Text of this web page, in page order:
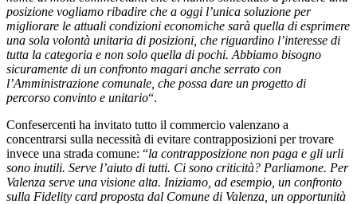
posizione vogliamo ribadire che a oggi l’unica soluzione per
migliorare le attuali condizioni economiche sarà quella di esprimere
una sola volontà unitaria di posizioni, che riguardino l’interesse di
tutta la categoria e non solo quella di pochi. Abbiamo bisogno
sicuramente di un confronto magari anche serrato con
l’Amministrazione comunale, che possa dare un progetto di
percorso convinto e unitario“.
Confesercenti ha invitato tutto il commercio valenzano a
concentrarsi sulla necessità di evitare contrapposizioni per trovare
invece una strada comune: “la contrapposizione non paga e gli urli
sono inutili. Serve l’aiuto di tutti. Ci sono criticità? Parliamone. Per
Valenza serve una visione alta. Iniziamo, ad esempio, un confronto
sulla Fidelity card proposta dal Comune di Valenza, un opportunità